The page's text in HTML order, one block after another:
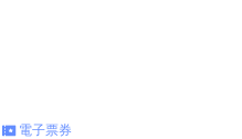
電子票券